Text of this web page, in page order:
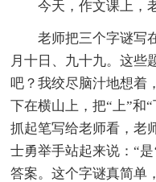
今天，作文课上，
老师把三个字谜写
月十日、九十九。这些
吧？我绞尽脑汁地想着
下在横山上，把“上”和
抓起笔写给老师看，老
士勇举手站起来说：“
答案。这个字谜真简单